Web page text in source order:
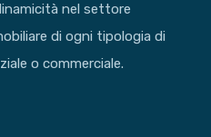
nel settore
di ogni tipologia di
o commerciale.